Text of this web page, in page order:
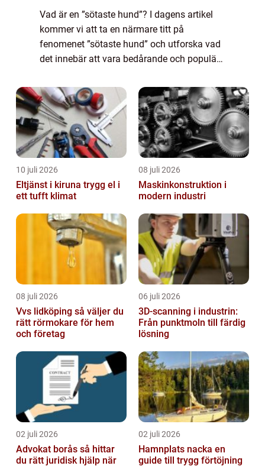
Vad är en ”sötaste hund”? I dagens artikel
kommer vi att ta en närmare titt på
fenomenet ”sötaste hund” och utforska vad
det innebär att vara bedårande och populär
olika typer av söta ...
10 juli 2026
Eltjänst i kiruna trygg el i
ett tufft klimat
08 juli 2026
Maskinkonstruktion i
modern industri
08 juli 2026
Vvs lidköping så väljer du
rätt rörmokare för hem
och företag
06 juli 2026
3D-scanning i industrin:
Från punktmoln till färdig
lösning
02 juli 2026
Advokat borås så hittar
du rätt juridisk hjälp när
02 juli 2026
Hamnplats nacka en
guide till trygg förtöjning